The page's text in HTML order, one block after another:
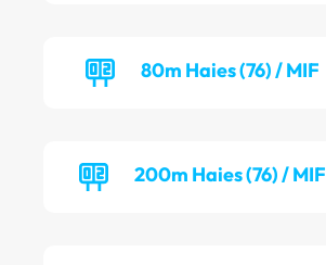
80m Haies (76) / MIF
200m Haies (76) / MIF